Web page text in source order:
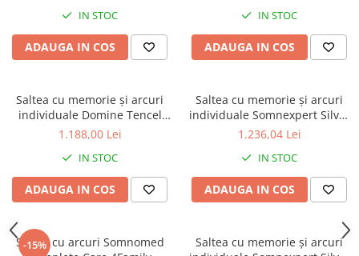
fermitate medie
IN STOC
ADAUGA IN COS
detașabilă, fermitate medie
IN STOC
ADAUGA IN COS
Saltea cu memorie și arcuri
individuale Domine Tencel
Ultra Pocket Multilayer
detașabilă, fermitate medie
1.188,00 Lei
IN STOC
ADAUGA IN COS
Saltea cu memorie și arcuri
individuale Somnexpert Silver
Evolution Pocket Spring
detașabilă, fermitate medie
1.236,04 Lei
IN STOC
ADAUGA IN COS
-15%
Saltea cu arcuri Somnomed
Saltea cu memorie și arcuri